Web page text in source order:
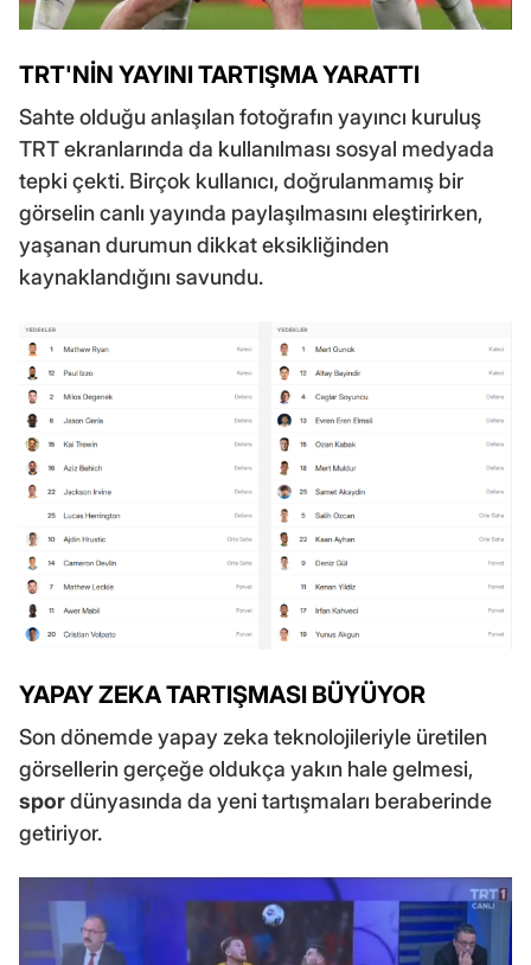
TRT'NİN YAYINI TARTIŞMA YARATTI
Sahte olduğu anlaşılan fotoğrafın yayıncı kuruluş
TRT ekranlarında da kullanılması sosyal medyada
tepki çekti. Birçok kullanıcı, doğrulanmamış bir
görselin canlı yayında paylaşılmasını eleştirirken,
yaşanan durumun dikkat eksikliğinden
kaynaklandığını savundu.
YAPAY ZEKA TARTIŞMASI BÜYÜYOR
Son dönemde yapay zeka teknolojileriyle üretilen
görsellerin gerçeğe oldukça yakın hale gelmesi,
spordünyasında da yeni tartışmaları beraberinde
getiriyor.